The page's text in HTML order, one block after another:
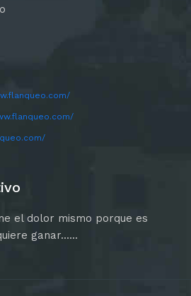
el dolor mismo porque es
ganar......